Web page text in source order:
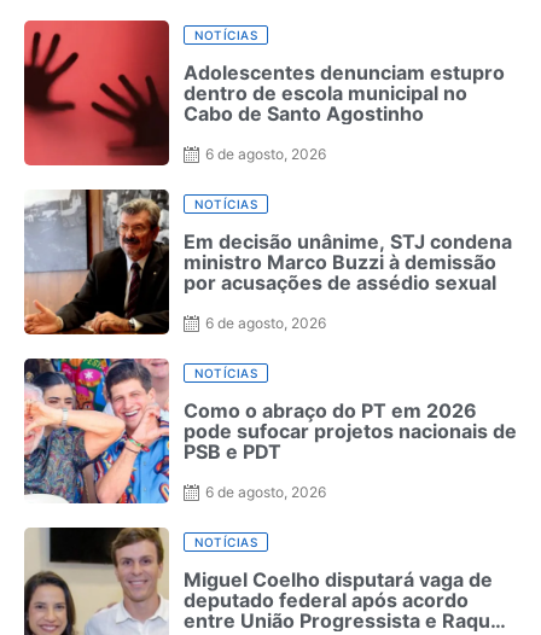
NOTÍCIAS
Adolescentes denunciam estupro
dentro de escola municipal no
Cabo de Santo Agostinho
6 de agosto, 2026
NOTÍCIAS
Em decisão unânime, STJ condena
ministro Marco Buzzi à demissão
por acusações de assédio sexual
6 de agosto, 2026
NOTÍCIAS
Como o abraço do PT em 2026
pode sufocar projetos nacionais de
PSB e PDT
6 de agosto, 2026
NOTÍCIAS
Miguel Coelho disputará vaga de
deputado federal após acordo
entre União Progressista e Raquel